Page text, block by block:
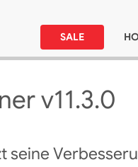
SALE
v11.3.0
seine